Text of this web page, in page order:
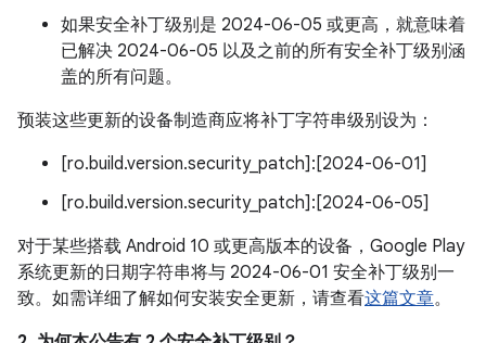
如果安全补丁级别是 2024-06-05 或更高，就意味着
已解决 2024-06-05 以及之前的所有安全补丁级别涵
盖的所有问题。
预装这些更新的设备制造商应将补丁字符串级别设为：
[ro.build.version.security_patch]:[2024-06-01]
[ro.build.version.security_patch]:[2024-06-05]
对于某些搭载 Android 10 或更高版本的设备，Google Play
系统更新的日期字符串将与 2024-06-01 安全补丁级别一
致。如需详细了解如何安装安全更新，请查看这篇文章。